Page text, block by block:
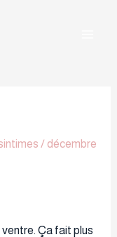
/ décembre
Ça fait plus